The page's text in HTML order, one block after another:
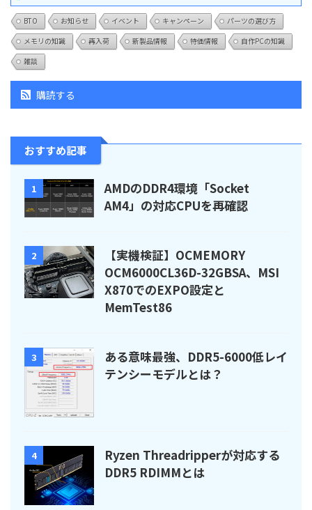
BTO お知らせ イベント キャンペーン
パーツの選び方
メモリの知識
再入荷 新製品情報 特価情報
自作PCの知識
雑談
購読する
おすすめ記事
1
AMDのDDR4環境「Socket
AM4」の対応CPUを再確認
2
【実機検証】OCMEMORY
OCM6000CL36D-32GBSA、MSI
X870でのEXPO設定と
MemTest86
3
ある意味最強、DDR5-6000低レイ
テンシーモデルとは？
4
Ryzen Threadripperが対応する
DDR5 RDIMMとは